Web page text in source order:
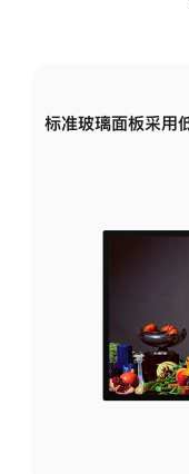
标准玻璃面板采用